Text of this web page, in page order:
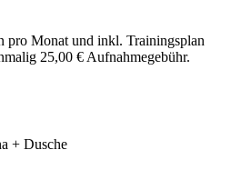
pro Monat und inkl. Trainingsplan
25,00 € Aufnahmegebühr.
+ Dusche